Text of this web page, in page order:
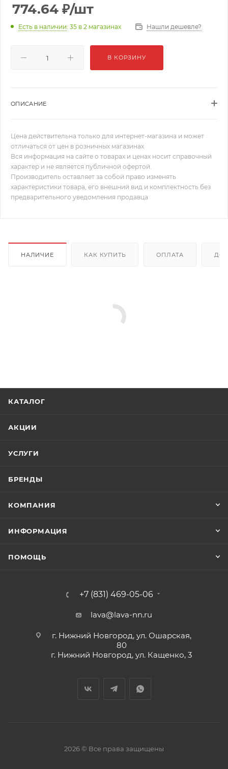
774.64 ₽/шт
Есть в наличии: 35 в 2 магазинах Нашли дешевле?
В КОРЗИНУ
ОПИСАНИЕ
Цена действительна только для интернет-магазина и может
отличаться от цен в розничных магазинах
Вся информация на сайте о товарах и ценах носит справочный
характер и не является публичной офертой.
Производитель оставляет за собой право изменять
характеристики товара, его внешний вид и комплектность без
предварительного уведомления продавца
НАЛИЧИЕ КАК КУПИТЬ ОПЛАТА
КАТАЛОГ
АКЦИИ
УСЛУГИ
БРЕНДЫ
КОМПАНИЯ
ИНФОРМАЦИЯ
ПОМОЩЬ
+7 (831) 469-05-06
lava@lava-nn.ru
г. Нижний Новгород, ул. Ошарская,
80
г. Нижний Новгород, ул. Кащенко, 3
2026 © Все права защищены